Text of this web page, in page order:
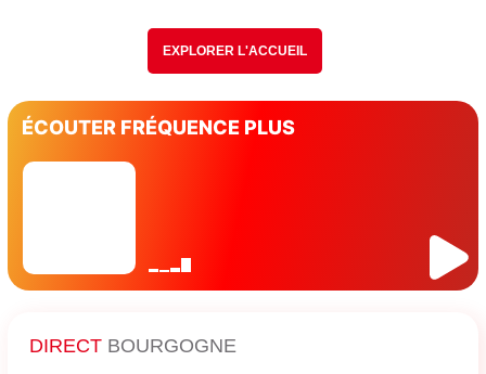
EXPLORER L'ACCUEIL
ÉCOUTER FRÉQUENCE PLUS
DIRECT BOURGOGNE